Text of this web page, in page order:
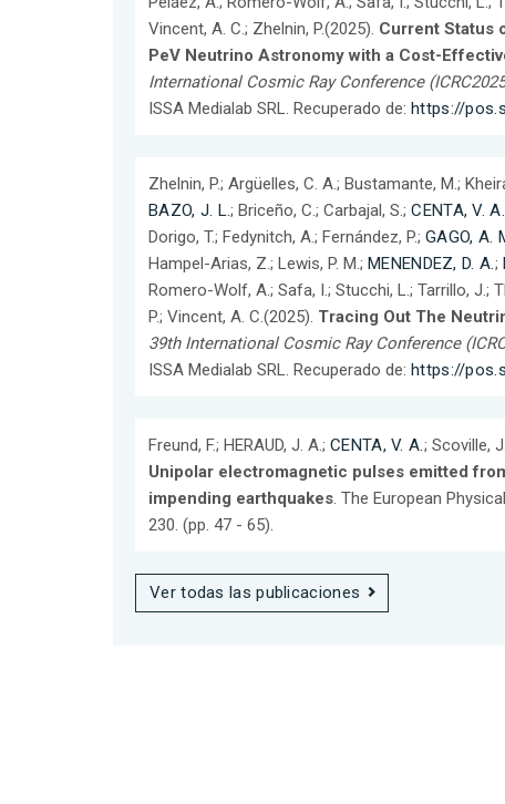
Vincent, A. C.; Zhelnin, P.(2025). Current Status
PeV Neutrino Astronomy with a Cost-
International Cosmic Ray Conference
ISSA Medialab SRL. Recuperado de: https://
Zhelnin, P.; Argüelles, C. A.; Bustamante, M.;
BAZO, J. L.; Briceño, C.; Carbajal, S.;CENTA, V. A.
Dorigo, T.; Fedynitch, A.; Fernández, P.; GAGO, A.
Hampel-Arias, Z.; Lewis, P. M.; MENENDEZ, D. A.;
Romero-Wolf, A.; Safa, I.; Stucchi, L.; Tarrillo, J.;
P.; Vincent, A. C.(2025). Tracing Out The
39th International Cosmic Ray Conference
ISSA Medialab SRL. Recuperado de: https://
Freund, F.; HERAUD, J. A.; CENTA, V. A.; Scoville,
Unipolar electromagnetic pulses emitted
impending earthquakes. The European
230. (pp. 47 - 65).
Ver todas las publicaciones